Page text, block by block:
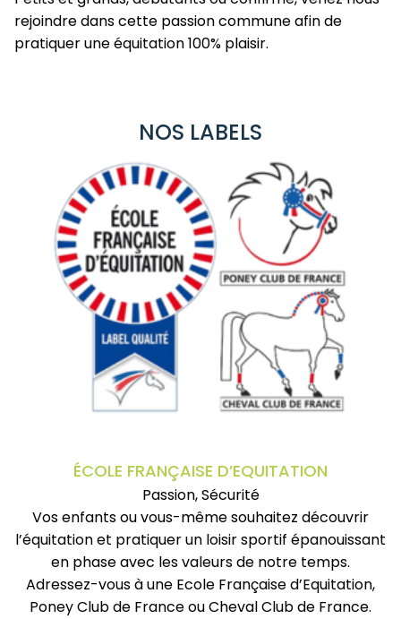
rejoindre dans cette passion commune afin de
pratiquer une équitation 100% plaisir.
NOS LABELS
ÉCOLE FRANÇAISE D’EQUITATION
Passion, Sécurité
Vos enfants ou vous-même souhaitez découvrir
l’équitation et pratiquer un loisir sportif épanouissant
en phase avec les valeurs de notre temps.
Adressez-vous à une Ecole Française d’Equitation,
Poney Club de France ou Cheval Club de France.